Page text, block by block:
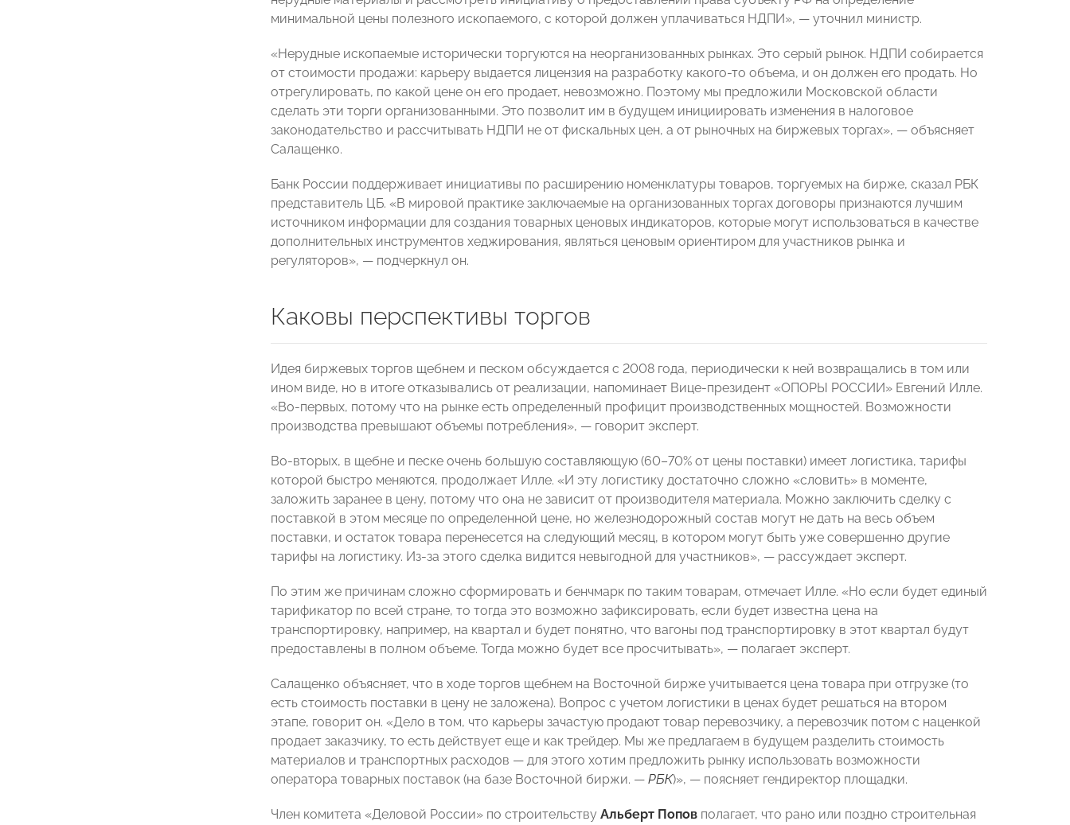
минимальной цены полезного ископаемого, с которой должен уплачиваться НДПИ», — уточнил министр.
«Нерудные ископаемые исторически торгуются на неорганизованных рынках. Это серый рынок. НДПИ собирается
от стоимости продажи: карьеру выдается лицензия на разработку какого-то объема, и он должен его продать. Но
отрегулировать, по какой цене он его продает, невозможно. Поэтому мы предложили Московской области
сделать эти торги организованными. Это позволит им в будущем инициировать изменения в налоговое
законодательство и рассчитывать НДПИ не от фискальных цен, а от рыночных на биржевых торгах», — объясняет
Салащенко.
Банк России поддерживает инициативы по расширению номенклатуры товаров, торгуемых на бирже, сказал РБК
представитель ЦБ. «В мировой практике заключаемые на организованных торгах договоры признаются лучшим
источником информации для создания товарных ценовых индикаторов, которые могут использоваться в качестве
дополнительных инструментов хеджирования, являться ценовым ориентиром для участников рынка и
регуляторов», — подчеркнул он.
Каковы перспективы торгов
Идея биржевых торгов щебнем и песком обсуждается с 2008 года, периодически к ней возвращались в том или
ином виде, но в итоге отказывались от реализации, напоминает Вице-президент «ОПОРЫ РОССИИ» Евгений Илле.
«Во-первых, потому что на рынке есть определенный профицит производственных мощностей. Возможности
производства превышают объемы потребления», — говорит эксперт.
Во-вторых, в щебне и песке очень большую составляющую (60–70% от цены поставки) имеет логистика, тарифы
которой быстро меняются, продолжает Илле. «И эту логистику достаточно сложно «словить» в моменте,
заложить заранее в цену, потому что она не зависит от производителя материала. Можно заключить сделку с
поставкой в этом месяце по определенной цене, но железнодорожный состав могут не дать на весь объем
поставки, и остаток товара перенесется на следующий месяц, в котором могут быть уже совершенно другие
тарифы на логистику. Из-за этого сделка видится невыгодной для участников», — рассуждает эксперт.
По этим же причинам сложно сформировать и бенчмарк по таким товарам, отмечает Илле. «Но если будет единый
тарификатор по всей стране, то тогда это возможно зафиксировать, если будет известна цена на
транспортировку, например, на квартал и будет понятно, что вагоны под транспортировку в этот квартал будут
предоставлены в полном объеме. Тогда можно будет все просчитывать», — полагает эксперт.
Салащенко объясняет, что в ходе торгов щебнем на Восточной бирже учитывается цена товара при отгрузке (то
есть стоимость поставки в цену не заложена). Вопрос с учетом логистики в ценах будет решаться на втором
этапе, говорит он. «Дело в том, что карьеры зачастую продают товар перевозчику, а перевозчик потом с наценкой
продает заказчику, то есть действует еще и как трейдер. Мы же предлагаем в будущем разделить стоимость
материалов и транспортных расходов — для этого хотим предложить рынку использовать возможности
оператора товарных поставок (на базе Восточной биржи. — РБК)», — поясняет гендиректор площадки.
Член комитета «Деловой России» по строительству Альберт Попов полагает, что рано или поздно строительная